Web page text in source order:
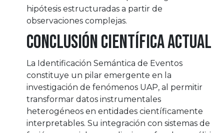
hipótesis estructuradas a partir de
observaciones complejas.
Conclusión científica actual
La Identificación Semántica de Eventos
constituye un pilar emergente en la
investigación de fenómenos UAP, al permitir
transformar datos instrumentales
heterogéneos en entidades científicamente
interpretables. Su integración con sistemas de